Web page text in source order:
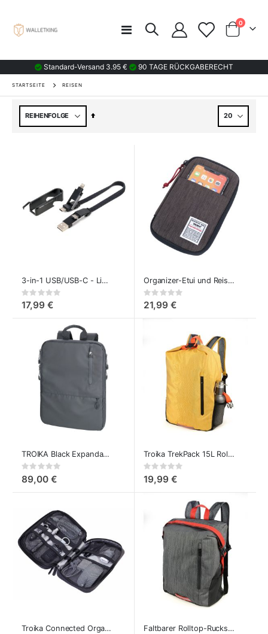
Navigation
0Artikel
Standard-Versand 3.95 € 90 TAGE RÜCKGABERECHT
STARTSEITE REISEN
Absteigend
3-in-1 USB/USB-C - Lightning/USB-C Ladekabel mit Flaschenöffner - Multifunktional
Rating:
17,99 €
Organizer-Etui und Reisebrieftasche Troika Smart Traveler
Rating:
21,99 €
TROIKA Black Expandable 16" Laptop-Rucksack
Rating:
89,00 €
Troika TrekPack 15L Rolltop-Faltrucksack Gelb
Rating:
19,99 €
Troika Connected Organizer Tasche für Zubehör, Kabel und Ladegeräte etc
Faltbarer Rolltop-Rucksack - Troika TrekPack Coal